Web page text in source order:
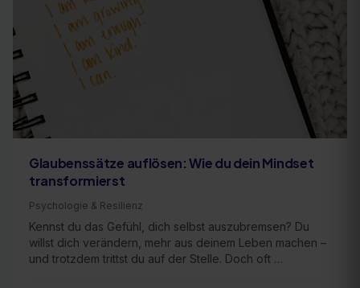
Glaubenssätze auflösen: Wie du dein Mindset
transformierst
Psychologie & Resilienz
Kennst du das Gefühl, dich selbst auszubremsen? Du
willst dich verändern, mehr aus deinem Leben machen –
und trotzdem trittst du auf der Stelle. Doch oft …